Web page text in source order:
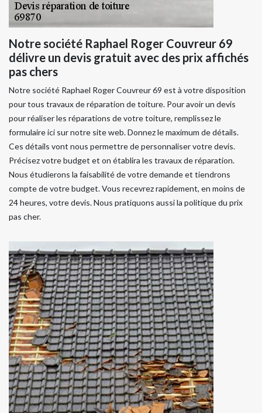
Notre société Raphael Roger Couvreur 69
délivre un devis gratuit avec des prix affichés
pas chers
Notre société Raphael Roger Couvreur 69 est à votre disposition
pour tous travaux de réparation de toiture. Pour avoir un devis
pour réaliser les réparations de votre toiture, remplissez le
formulaire ici sur notre site web. Donnez le maximum de détails.
Ces détails vont nous permettre de personnaliser votre devis.
Précisez votre budget et on établira les travaux de réparation.
Nous étudierons la faisabilité de votre demande et tiendrons
compte de votre budget. Vous recevrez rapidement, en moins de
24 heures, votre devis. Nous pratiquons aussi la politique du prix
pas cher.